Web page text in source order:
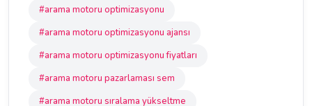
#arama motoru optimizasyonu
#arama motoru optimizasyonu ajansı
#arama motoru optimizasyonu fiyatları
#arama motoru pazarlaması sem
#arama motoru sıralama yükseltme